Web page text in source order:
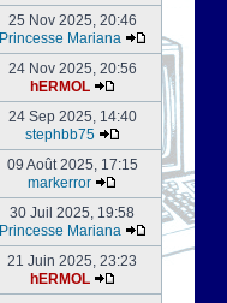
25 Nov 2025, 20:46
Princesse Mariana
24 Nov 2025, 20:56
hERMOL
24 Sep 2025, 14:40
stephbb75
09 Août 2025, 17:15
markerror
30 Juil 2025, 19:58
Princesse Mariana
21 Juin 2025, 23:23
hERMOL